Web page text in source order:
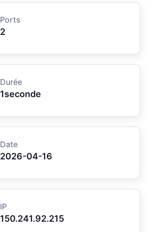
Ports
2
Durée
1seconde
Date
2026-04-16
IP
150.241.92.215